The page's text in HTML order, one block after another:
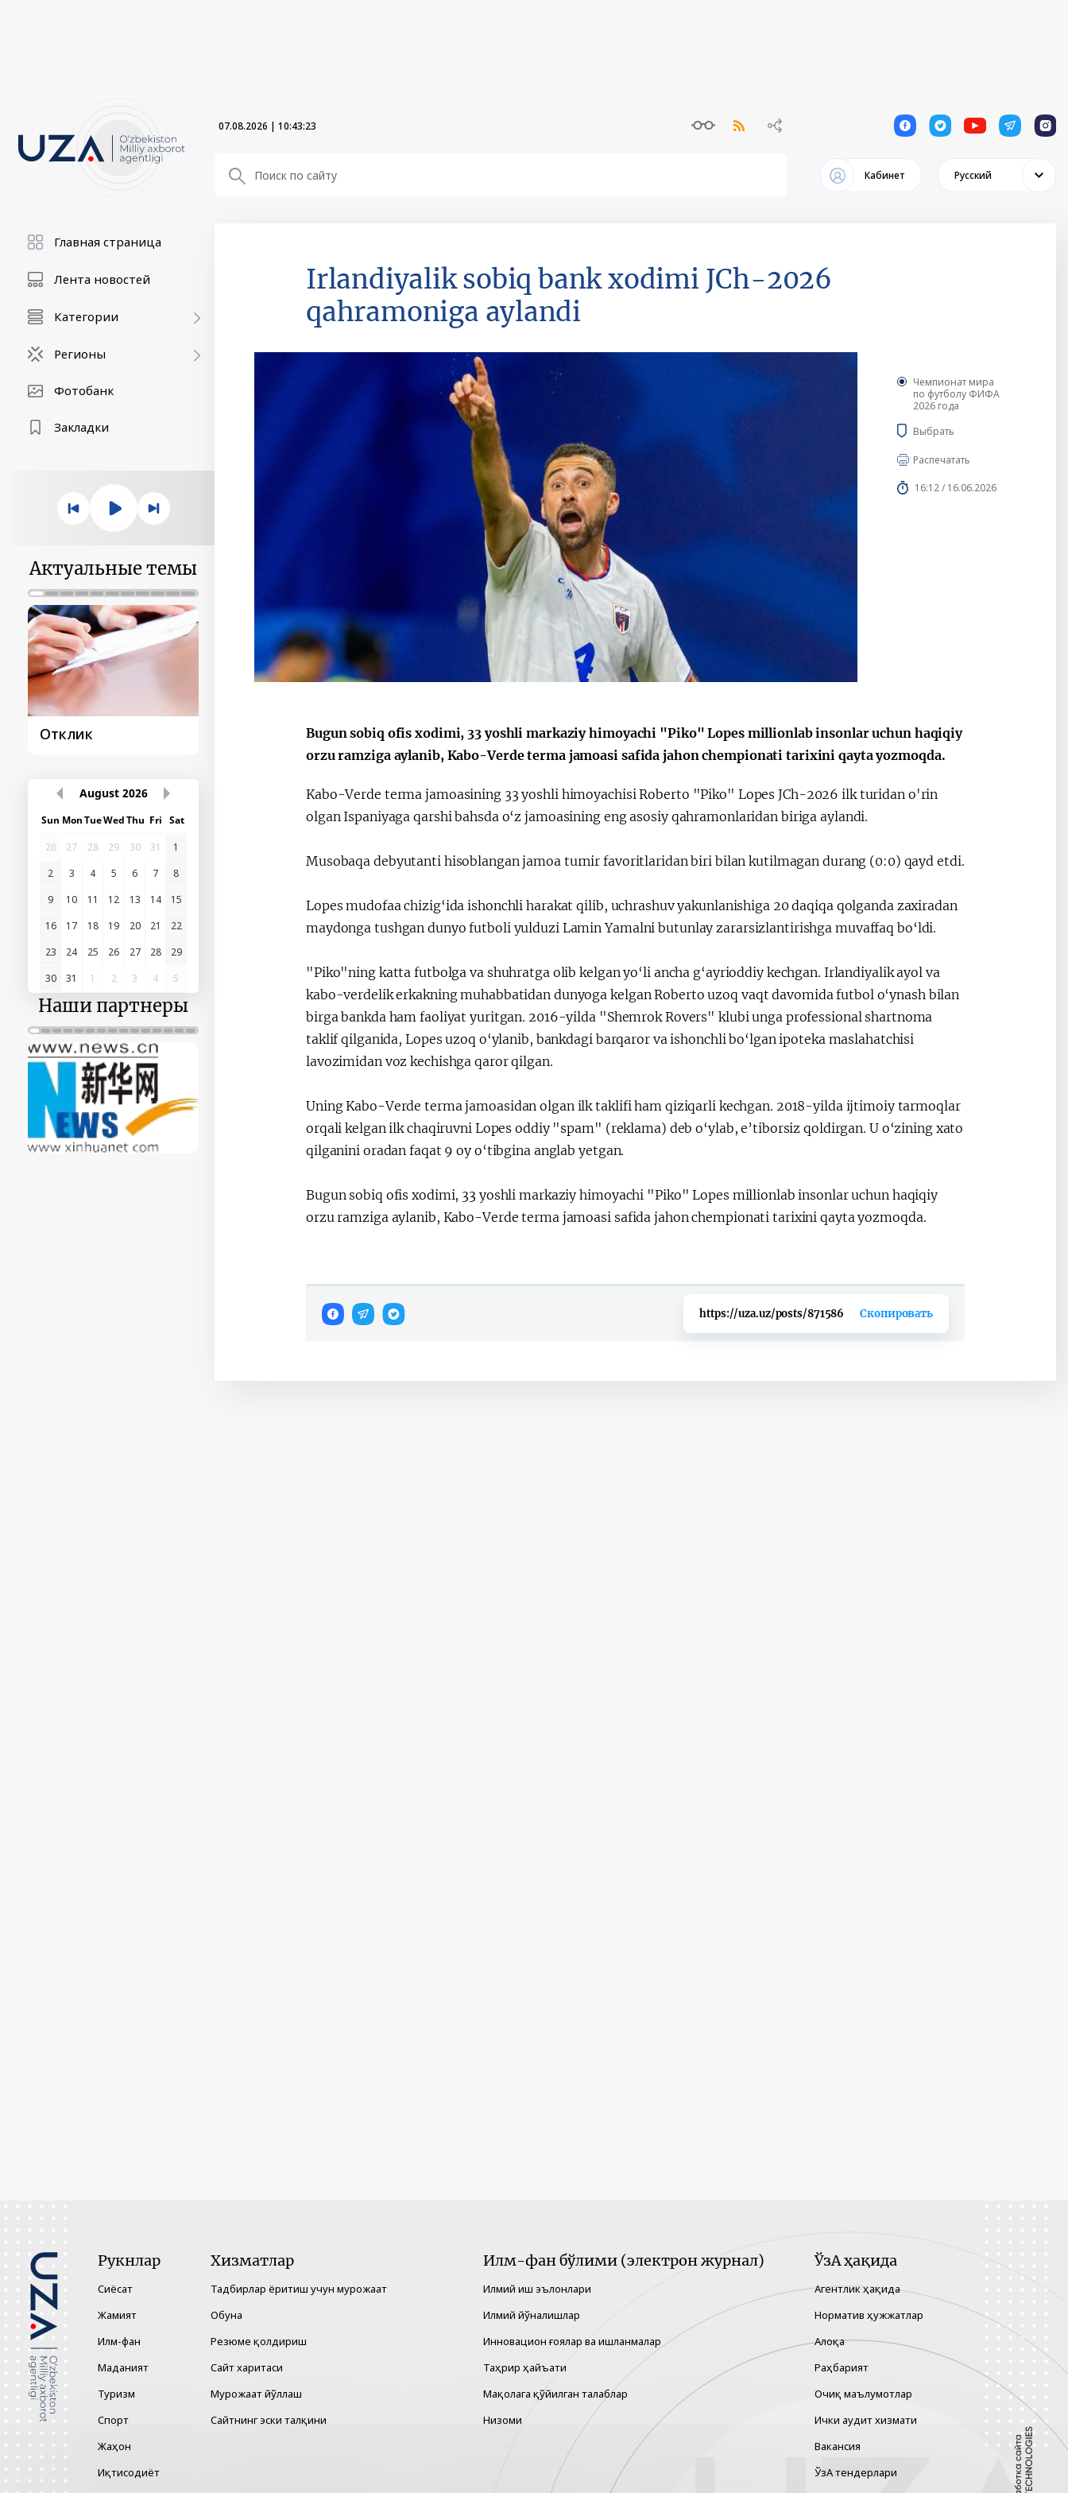
07.08.2026 | 10:43:24 1 1 1 1 1
Кабинет Русский
Главная страница
Лента новостей
Категории
Регионы
Фотобанк
Закладки
Актуальные темы
Поездки
Президента
Поручение
Президента – в
Видеоселекторные
совещания под
Президента
Шавката
Мирзиёева
После визита
Президента…
August 2026
Sun Mon TueWed Thu Fri Sat
26
27 28 29 30 31
1
2
3 4 5 6 7
8
9
10 11 12 13 14
15
16
17 18 19 20 21
22
23
24 25 26 27 28
29
30
31 1 2 3 4 5
Наши партнеры
Irlandiyalik sobiq bank xodimi JCh-2026
qahramoniga aylandi
Чемпионат мира
по футболу ФИФА
2026 года
Выбрать
Распечатать
16:12 / 16.06.2026
Bugun sobiq ofis xodimi, 33 yoshli markaziy himoyachi "Piko" Lopes millionlab insonlar uchun haqiqiy
orzu ramziga aylanib, Kabo-Verde terma jamoasi safida jahon chempionati tarixini qayta yozmoqda.
Kabo-Verde terma jamoasining 33 yoshli himoyachisi Roberto "Piko" Lopes JCh-2026 ilk turidan o'rin
olgan Ispaniyaga qarshi bahsda o‘z jamoasining eng asosiy qahramonlaridan biriga aylandi.
Musobaqa debyutanti hisoblangan jamoa turnir favoritlaridan biri bilan kutilmagan durang (0:0) qayd etdi.
Lopes mudofaa chizig‘ida ishonchli harakat qilib, uchrashuv yakunlanishiga 20 daqiqa qolganda zaxiradan
maydonga tushgan dunyo futboli yulduzi Lamin Yamalni butunlay zararsizlantirishga muvaffaq bo‘ldi.
"Piko"ning katta futbolga va shuhratga olib kelgan yo‘li ancha g‘ayrioddiy kechgan. Irlandiyalik ayol va
kabo-verdelik erkakning muhabbatidan dunyoga kelgan Roberto uzoq vaqt davomida futbol o‘ynash bilan
birga bankda ham faoliyat yuritgan. 2016-yilda "Shemrok Rovers" klubi unga professional shartnoma
taklif qilganida, Lopes uzoq o‘ylanib, bankdagi barqaror va ishonchli bo‘lgan ipoteka maslahatchisi
lavozimidan voz kechishga qaror qilgan.
Uning Kabo-Verde terma jamoasidan olgan ilk taklifi ham qiziqarli kechgan. 2018-yilda ijtimoiy tarmoqlar
orqali kelgan ilk chaqiruvni Lopes oddiy "spam" (reklama) deb o‘ylab, e’tiborsiz qoldirgan. U o‘zining xato
qilganini oradan faqat 9 oy o‘tibgina anglab yetgan.
Bugun sobiq ofis xodimi, 33 yoshli markaziy himoyachi "Piko" Lopes millionlab insonlar uchun haqiqiy
orzu ramziga aylanib, Kabo-Verde terma jamoasi safida jahon chempionati tarixini qayta yozmoqda.
https://uza.uz/posts/871586 Скопировать
Рукнлар
Сиёсат
Жамият
Илм-фан
Маданият
Туризм
Спорт
Жаҳон
Иқтисодиёт
Хизматлар
Тадбирлар ёритиш учун мурожаат
Обуна
Резюме қолдириш
Сайт харитаси
Мурожаат йўллаш
Сайтнинг эски талқини
Илм-фан бўлими (электрон журнал)
Илмий иш эълонлари
Илмий йўналишлар
Инновацион ғоялар ва ишланмалар
Таҳрир ҳайъати
Мақолага қўйилган талаблар
Низоми
ЎзА ҳақида
Агентлик ҳақида
Норматив ҳужжатлар
Алоқа
Раҳбарият
Очиқ маълумотлар
Ички аудит хизмати
Вакансия
ЎзА тендерлари